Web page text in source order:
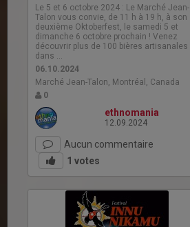
Le 5 et 6 octobre 2024 : Le Marché Jean-
Talon vous convie, de 11 h à 19 h, à son
deuxième Oktoberfest, le samedi 5 et
dimanche 6 octobre prochain ! Venez
découvrir plus de 100 bières artisanales
dans …
06.10.2024
Marché Jean-Talon, Montréal, Canada
0
ethnomania
12.09.2024
Aucun commentaire
1 votes